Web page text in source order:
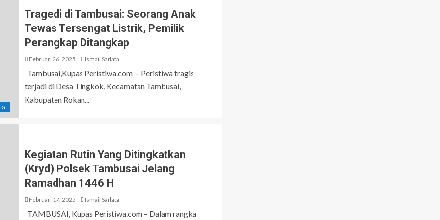
Tragedi di Tambusai: Seorang Anak
Tewas Tersengat Listrik, Pemilik
Perangkap Ditangkap
Februari 26, 2025 Ismail Sarlata
Tambusai,Kupas Peristiwa.com – Peristiwa tragis
terjadi di Desa Tingkok, Kecamatan Tambusai,
Kabupaten Rokan...
Kegiatan Rutin Yang Ditingkatkan
(Kryd) Polsek Tambusai Jelang
Ramadhan 1446 H
Februari 17, 2025 Ismail Sarlata
TAMBUSAI, Kupas Peristiwa.com – Dalam rangka